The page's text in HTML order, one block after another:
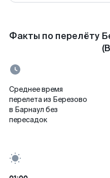
Факты по перелёту
Среднее время
перелета из Березово
в Барнаул без
пересадок